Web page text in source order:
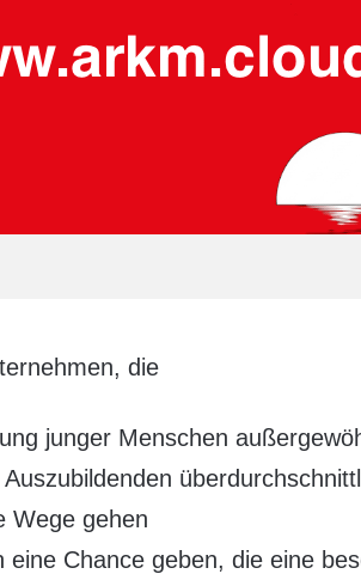
die
junger Menschen
Wege gehen
eine Chance geben, die eine